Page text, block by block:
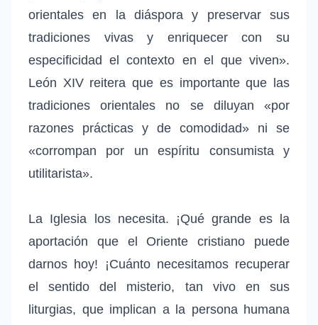
orientales en la diáspora y preservar sus
tradiciones vivas y enriquecer con su
especificidad el contexto en el que viven».
León XIV reitera que es importante que las
tradiciones orientales no se diluyan «por
razones prácticas y de comodidad» ni se
«corrompan por un espíritu consumista y
utilitarista».
La Iglesia los necesita. ¡Qué grande es la
aportación que el Oriente cristiano puede
darnos hoy! ¡Cuánto necesitamos recuperar
el sentido del misterio, tan vivo en sus
liturgias, que implican a la persona humana